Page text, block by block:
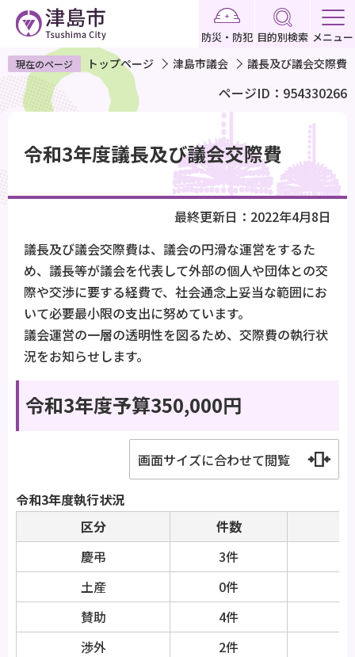
ペ
ー
ジ
で
す
防災・防犯 目的別検索 メニュー
現在のページ トップページ 津島市議会 議長及び議会交際費
ページID：954330266
令和3年度議長及び議会交際費
最終更新日：2022年4月8日
議長及び議会交際費は、議会の円滑な運営をするた
め、議長等が議会を代表して外部の個人や団体との交
際や交渉に要する経費で、社会通念上妥当な範囲にお
いて必要最小限の支出に努めています。
議会運営の一層の透明性を図るため、交際費の執行状
況をお知らせします。
令和3年度予算350,000円
画面サイズに合わせて閲覧
令和3年度執行状況
区分
件数
慶弔
3件
土産
0件
賛助
4件
渉外
2件